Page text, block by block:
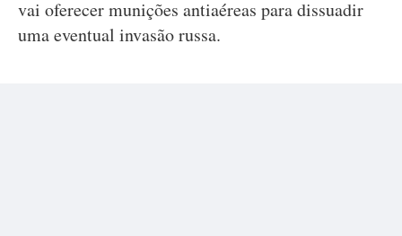
vai oferecer munições antiaéreas para dissuadir
uma eventual invasão russa.